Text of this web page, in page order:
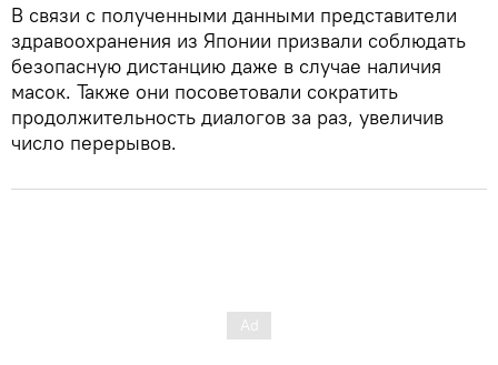
В связи с полученными данными представители
здравоохранения из Японии призвали соблюдать
безопасную дистанцию даже в случае наличия
масок. Также они посоветовали сократить
продолжительность диалогов за раз, увеличив
число перерывов.